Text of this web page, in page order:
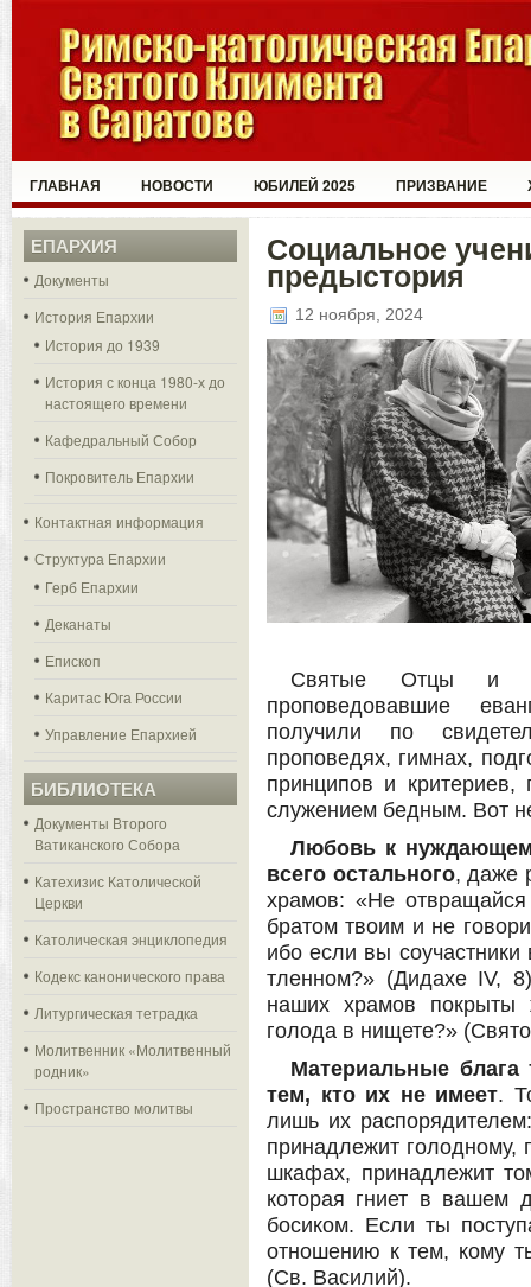
ГЛАВНАЯ НОВОСТИ ЮБИЛЕЙ 2025 ПРИЗВАНИЕ
ЕПАРХИЯ
Документы
История Епархии
История до 1939
История с конца 1980-х до
настоящего времени
Кафедральный Собор
Покровитель Епархии
Контактная информация
Структура Епархии
Герб Епархии
Деканаты
Епископ
Каритас Юга России
Управление Епархией
БИБЛИОТЕКА
Документы Второго
Ватиканского Собора
Катехизис Католической
Церкви
Католическая энциклопедия
Кодекс канонического права
Литургическая тетрадка
Молитвенник «Молитвенный
родник»
Пространство молитвы
Социальное
предыстория
12 ноября, 2024
Святые Отцы и
проповедовавшие
получили по
проповедях, гимнах,
принципов и
служением бедным. Вот
Любовь к
всего остального, даже
храмов: «Не
братом твоим и не
ибо если вы
тленном?» (Дидахе IV,
наших храмов покрыты
голода в нищете?»
Материальные блага
тем, кто их не имеет.
лишь их
принадлежит
шкафах, принадлежит
которая гниет в вашем
босиком. Если ты
отношению к тем, кому
(Св. Василий).